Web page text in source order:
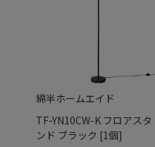
綿半ホームエイド
TF-YN10CW-K フロアスタ
ンド ブラック [1個]